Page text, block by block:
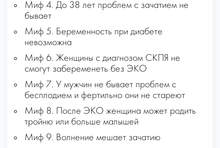
Миф 4. До 38 лет проблем с зачатием не
бывает
Миф 5. Беременность при диабете
невозможна
Миф 6. Женщины с диагнозом СКПЯ не
смогут забеременеть без ЭКО
Миф 7. У мужчин не бывает проблем с
бесплодием и фертильно они не стареют
Миф 8. После ЭКО женщина может родить
тройню или больше малышей
Миф 9. Волнение мешает зачатию